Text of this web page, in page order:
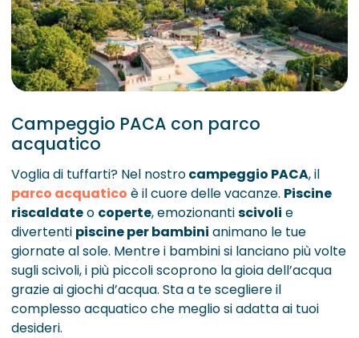
Campeggio PACA con parco
acquatico
Voglia di tuffarti? Nel nostrocampeggio PACA, il
parco acquatico è il cuore delle vacanze. Piscine
riscaldateo coperte, emozionantiscivoli e
divertenti piscine per bambini animano le tue
giornate al sole. Mentre i bambini si lanciano più volte
sugli scivoli, i più piccoli scoprono la gioia dell’acqua
grazie ai giochi d’acqua. Sta a te scegliere il
complesso acquatico che meglio si adatta ai tuoi
desideri.